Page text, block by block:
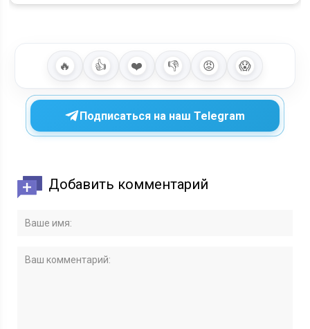
🔥 👍 ❤️ 👎 😡 😱
Подписаться на наш Telegram
Добавить комментарий